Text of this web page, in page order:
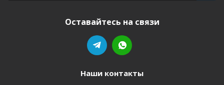
Оставайтесь на связи
Наши контакты